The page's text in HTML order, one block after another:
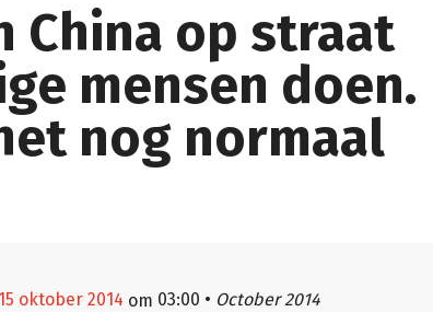
China op straat
mensen doen.
nog normaal
oktober 2014 om 03:00 • October 2014